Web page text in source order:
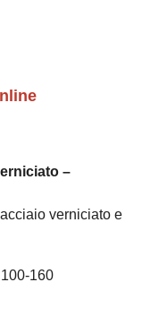
–
verniciato e
160